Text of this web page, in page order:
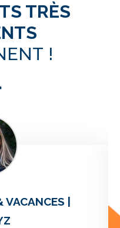
TRÈS
!
VACANCES |